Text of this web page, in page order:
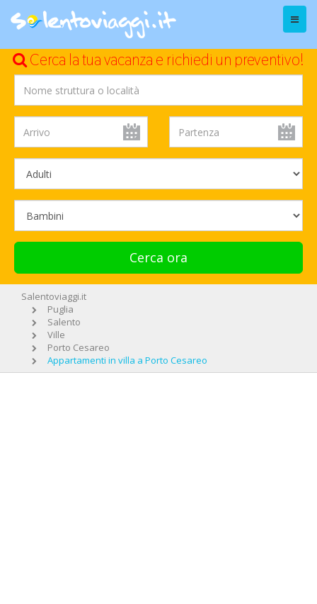
Menu
Cerca la tua vacanza e richiedi un preventivo!
Cerca ora
Salentoviaggi.it
Puglia
Salento
Ville
Porto Cesareo
Appartamenti in villa a Porto Cesareo